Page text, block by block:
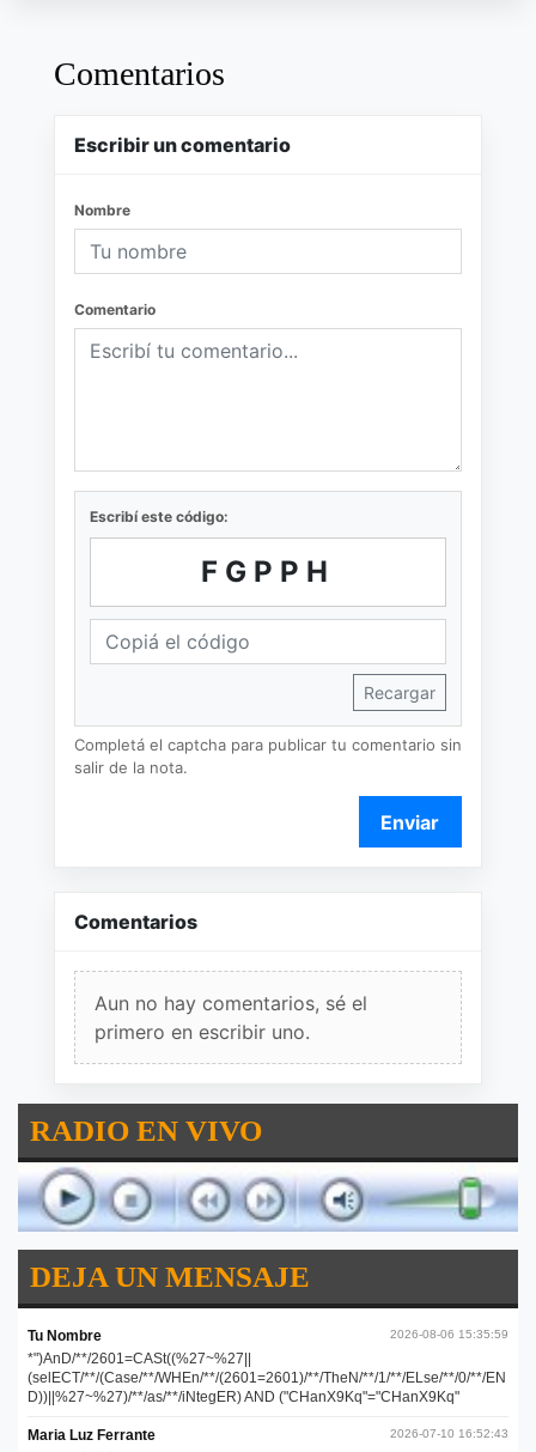
Comentarios
Escribir un comentario
Nombre
Comentario
Escribí este código:
FGPPH
Recargar
Completá el captcha para publicar tu comentario sin
salir de la nota.
Enviar
Comentarios
Aun no hay comentarios, sé el
primero en escribir uno.
RADIO EN VIVO
DEJA UN MENSAJE